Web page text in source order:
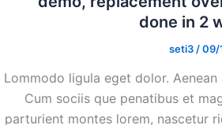
done in 2
seti3 /09/
Lommodo ligula eget dolor. Aenean
Cum sociis que penatibus et
parturient montes lorem, nascetur